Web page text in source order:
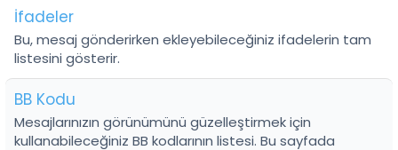
İfadeler
Bu, mesaj gönderirken ekleyebileceğiniz ifadelerin tam
listesini gösterir.
BB Kodu
Mesajlarınızın görünümünü güzelleştirmek için
kullanabileceğiniz BB kodlarının listesi. Bu sayfada